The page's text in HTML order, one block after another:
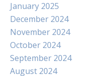
January 2025
December 2024
November 2024
October 2024
September 2024
August 2024